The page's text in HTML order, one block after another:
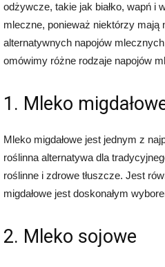
odżywcze, takie jak białko, wapń i
mleczne, ponieważ niektórzy mają
alternatywnych napojów
omówimy różne rodzaje napojów
1. Mleko
Mleko migdałowe jest jednym z
roślinna alternatywa dla
roślinne i zdrowe tłuszcze. Jest
migdałowe jest doskonałym
2. Mleko sojowe